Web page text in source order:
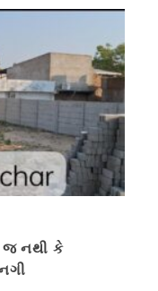
જ નથી કે